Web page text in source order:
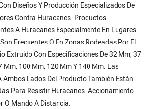
Diseños Y Producción Especializados De
Contra Huracanes. Productos
A Huracanes Especialmente En Lugares
Frecuentes O En Zonas Rodeadas Por El
Extruido Con Especificaciones De 32 Mm, 37
Mm, 100 Mm, 120 Mm Y 140 Mm. Las
Ambos Lados Del Producto También Están
Para Resistir Huracanes. Accionamiento
O Mando A Distancia.